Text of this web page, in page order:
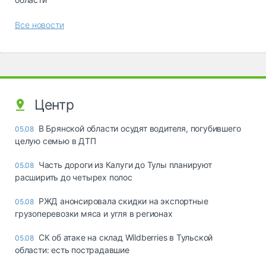
Все новости
Центр
05.08 В Брянской области осудят водителя, погубившего
целую семью в ДТП
05.08 Часть дороги из Калуги до Тулы планируют
расширить до четырех полос
05.08 РЖД анонсировала скидки на экспортные
грузоперевозки мяса и угля в регионах
05.08 СК об атаке на склад Wildberries в Тульской
области: есть пострадавшие